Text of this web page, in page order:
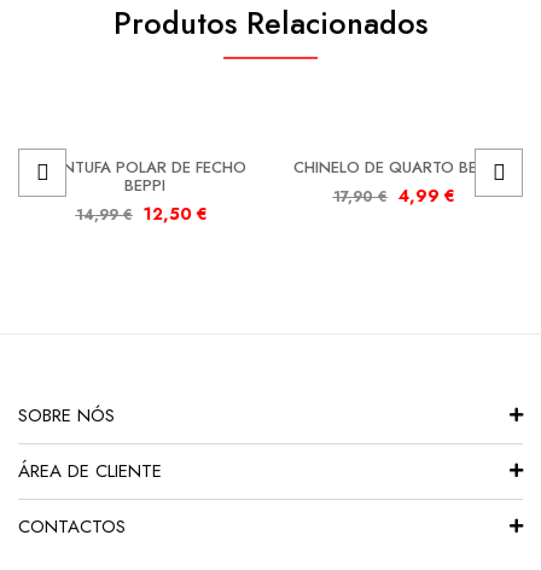
Produtos Relacionados
PANTUFA POLAR DE FECHO
BEPPI
14,99€ 12,50 €
CHINELO DE QUARTO BEPPI
17,90€ 4,99 €
SOBRE NÓS
ÁREA DE CLIENTE
CONTACTOS